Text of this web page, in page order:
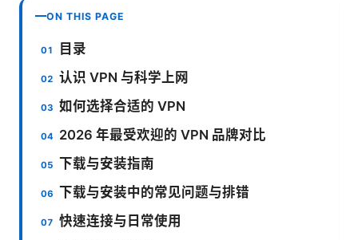
ON THIS PAGE
目录
认识 VPN 与科学上网
如何选择合适的 VPN
2026 年最受欢迎的 VPN 品牌对比
下载与安装指南
下载与安装中的常见问题与排错
快速连接与日常使用